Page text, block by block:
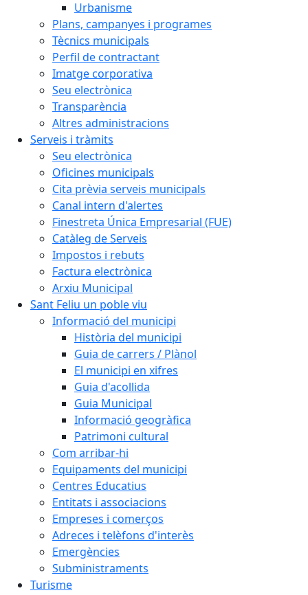
Urbanisme
Plans, campanyes i programes
Tècnics municipals
Perfil de contractant
Imatge corporativa
Seu electrònica
Transparència
Altres administracions
Serveis i tràmits
Seu electrònica
Oficines municipals
Cita prèvia serveis municipals
Canal intern d'alertes
Finestreta Única Empresarial (FUE)
Catàleg de Serveis
Impostos i rebuts
Factura electrònica
Arxiu Municipal
Sant Feliu un poble viu
Informació del municipi
Història del municipi
Guia de carrers / Plànol
El municipi en xifres
Guia d'acollida
Guia Municipal
Informació geogràfica
Patrimoni cultural
Com arribar-hi
Equipaments del municipi
Centres Educatius
Entitats i associacions
Empreses i comerços
Adreces i telèfons d'interès
Emergències
Subministraments
Turisme